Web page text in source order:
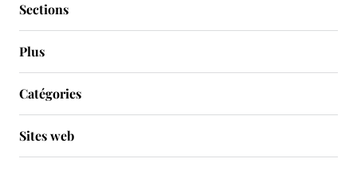
Sections
Plus
Catégories
Sites web